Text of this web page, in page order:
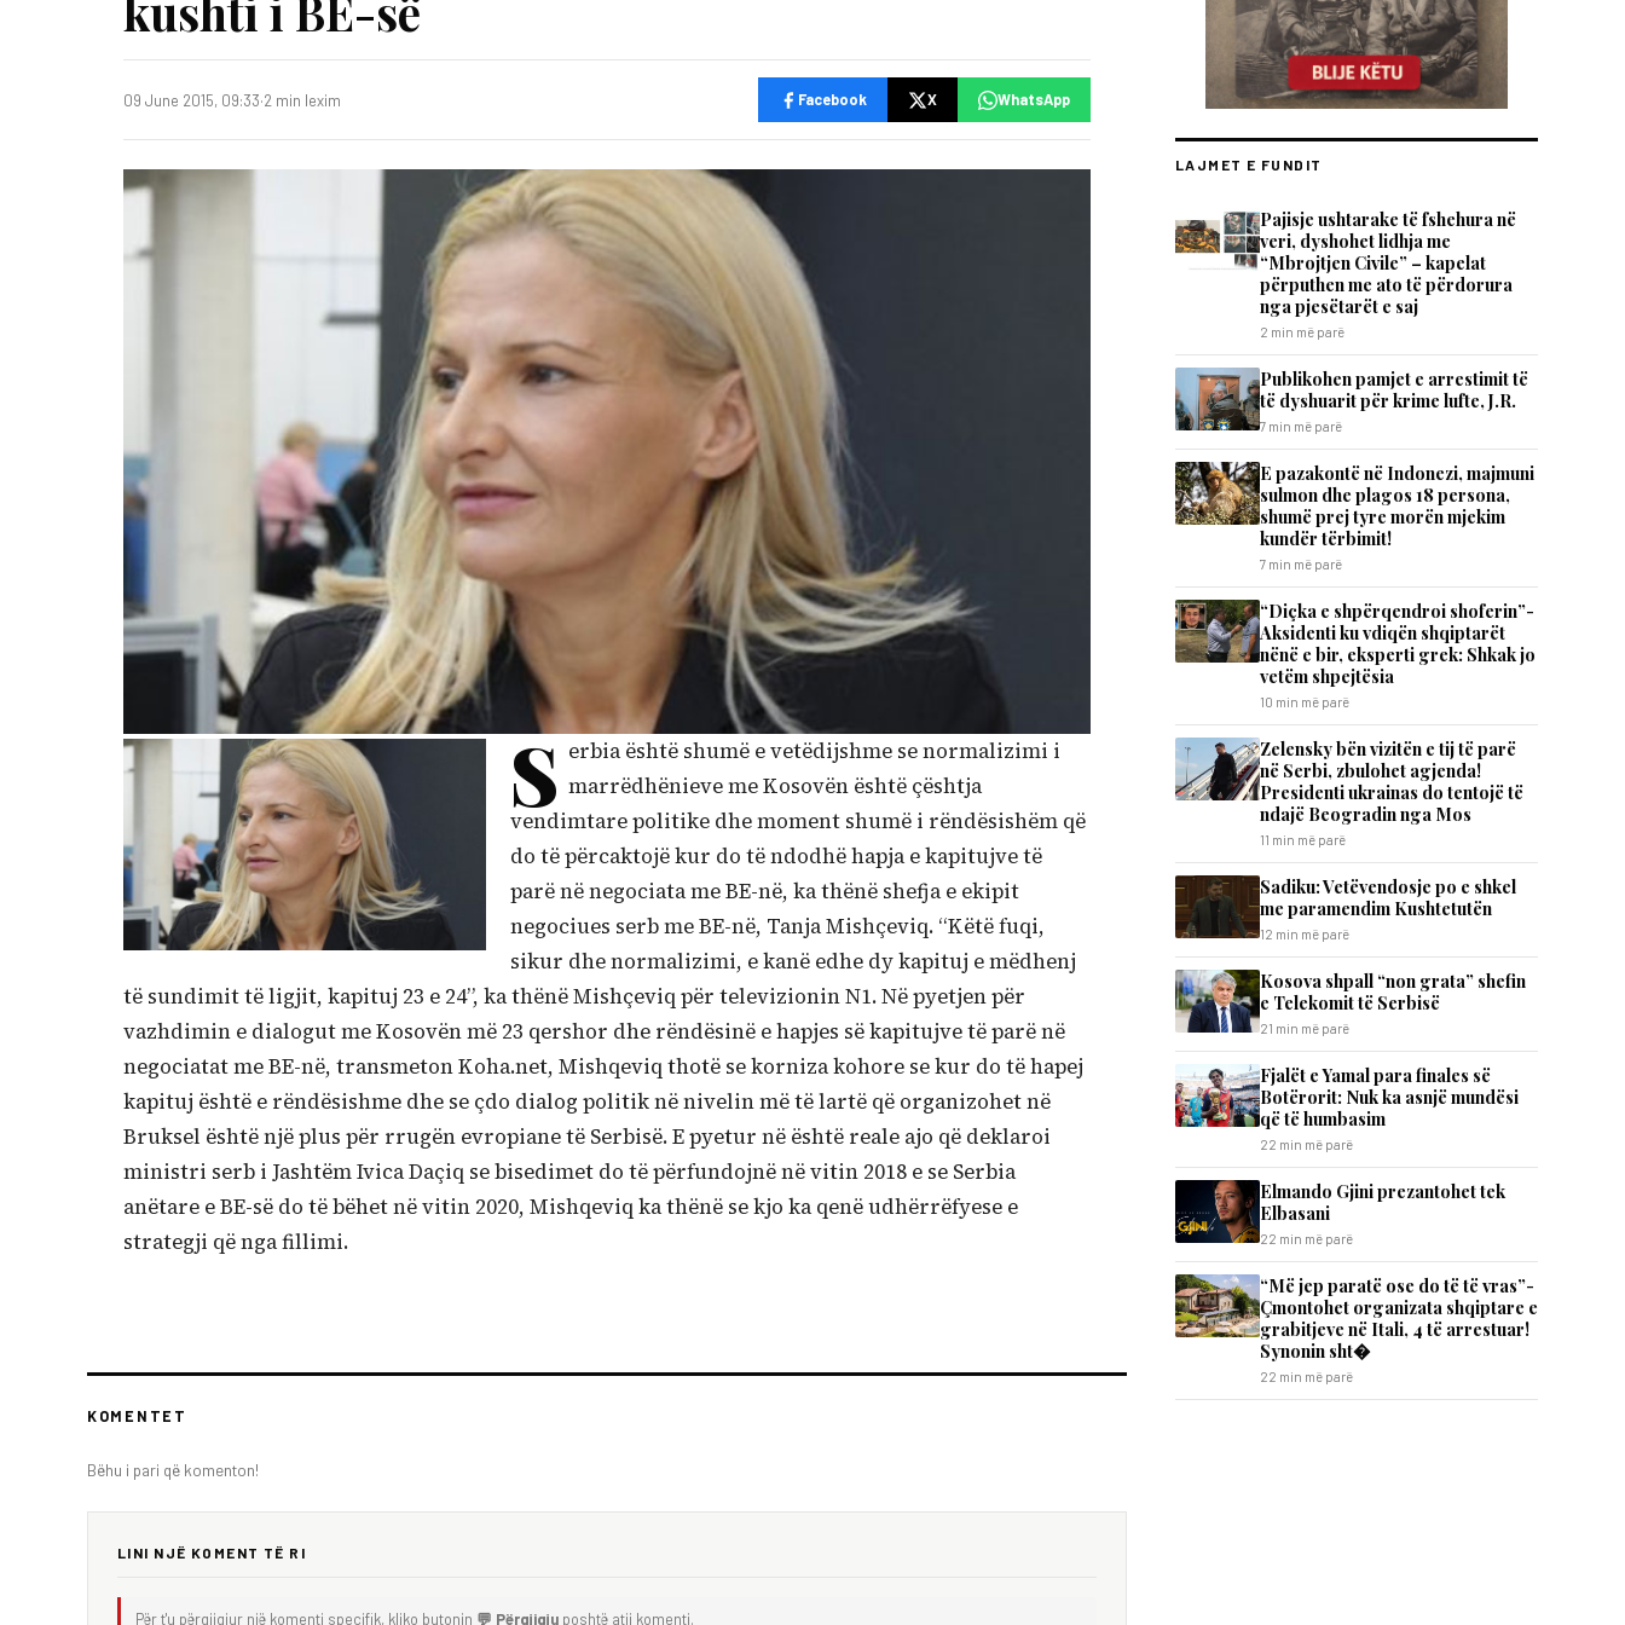
09 June 2015, 09:33·2 min lexim Facebook X WhatsApp
S erbia është shumë e vetëdijshme se normalizimi i
marrëdhënieve me Kosovën është çështja
vendimtare politike dhe moment shumë i rëndësishëm që
do të përcaktojë kur do të ndodhë hapja e kapitujve të
parë në negociata me BE-në, ka thënë shefja e ekipit
negociues serb me BE-në, Tanja Mishçeviq. “Këtë fuqi,
sikur dhe normalizimi, e kanë edhe dy kapituj e mëdhenj
të sundimit të ligjit, kapituj 23 e 24”, ka thënë Mishçeviq për televizionin N1. Në pyetjen për
vazhdimin e dialogut me Kosovën më 23 qershor dhe rëndësinë e hapjes së kapitujve të parë në
negociatat me BE-në, transmeton Koha.net, Mishqeviq thotë se korniza kohore se kur do të hapej
kapituj është e rëndësishme dhe se çdo dialog politik në nivelin më të lartë që organizohet në
Bruksel është një plus për rrugën evropiane të Serbisë. E pyetur në është reale ajo që deklaroi
ministri serb i Jashtëm Ivica Daçiq se bisedimet do të përfundojnë në vitin 2018 e se Serbia
anëtare e BE-së do të bëhet në vitin 2020, Mishqeviq ka thënë se kjo ka qenë udhërrëfyese e
strategji që nga fillimi.
KOMENTET
Bëhu i pari që komenton!
LINI NJË KOMENT TË RI
Për t'u përgjigjur një komenti specifik, kliko butonin 💬 Përgjigju poshtë atij komenti.
LAJMET E FUNDIT
Pajisje ushtarake të fshehura në
veri, dyshohet lidhja me
“Mbrojtjen Civile” – kapelat
përputhen me ato të përdorura
nga pjesëtarët e saj
2 min më parë
Publikohen pamjet e arrestimit të
të dyshuarit për krime lufte, J.R.
7 min më parë
E pazakontë në Indonezi, majmuni
sulmon dhe plagos 18 persona,
shumë prej tyre morën mjekim
kundër tërbimit!
7 min më parë
“Diçka e shpërqendroi shoferin”-
Aksidenti ku vdiqën shqiptarët
nënë e bir, eksperti grek: Shkak jo
vetëm shpejtësia
10 min më parë
Zelensky bën vizitën e tij të parë
në Serbi, zbulohet agjenda!
Presidenti ukrainas do tentojë të
ndajë Beogradin nga Mos
11 min më parë
Sadiku: Vetëvendosje po e shkel
me paramendim Kushtetutën
12 min më parë
Kosova shpall “non grata” shefin
e Telekomit të Serbisë
21 min më parë
Fjalët e Yamal para finales së
Botërorit: Nuk ka asnjë mundësi
që të humbasim
22 min më parë
Elmando Gjini prezantohet tek
Elbasani
22 min më parë
“Më jep paratë ose do të të vras”-
Çmontohet organizata shqiptare e
grabitjeve në Itali, 4 të arrestuar!
Synonin sht�
22 min më parë